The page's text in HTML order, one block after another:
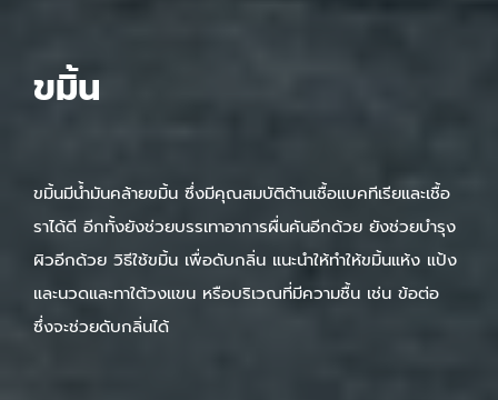
ขมิ้น
ขมิ้นมีน้ำมันคล้ายขมิ้น ซึ่งมีคุณสมบัติต้านเชื้อแบคทีเรียและเชื้อ
ราได้ดี อีกทั้งยังช่วยบรรเทาอาการผื่นคันอีกด้วย ยังช่วยบำรุง
ผิวอีกด้วย วิธีใช้ขมิ้น เพื่อดับกลิ่น แนะนำให้ทำให้ขมิ้นแห้ง แป้ง
และนวดและทาใต้วงแขน หรือบริเวณที่มีความชื้น เช่น ข้อต่อ
ซึ่งจะช่วยดับกลิ่นได้